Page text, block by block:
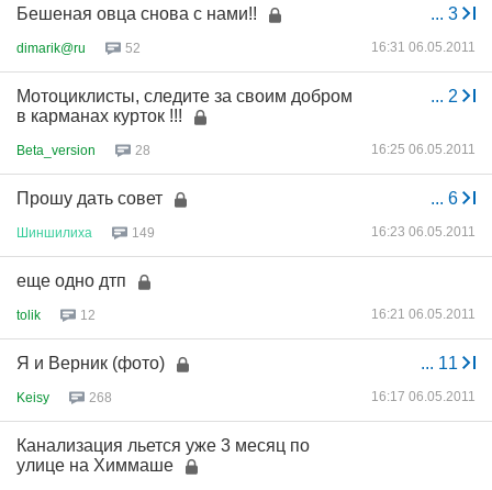
... 3
Бешеная овца снова с нами!!
dimarik@ru 52 16:31 06.05.2011
... 2
Мотоциклисты, следите за своим добром
в карманах курток !!!
Beta_version 28 16:25 06.05.2011
... 6
Прошу дать совет
Шиншилиха 149 16:23 06.05.2011
еще одно дтп
tolik 12 16:21 06.05.2011
... 11
Я и Верник (фото)
Keisy 268 16:17 06.05.2011
Канализация льется уже 3 месяц по
улице на Химмаше